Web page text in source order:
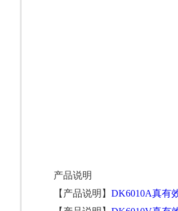
产品说明
【产品说明】DK6010A真有